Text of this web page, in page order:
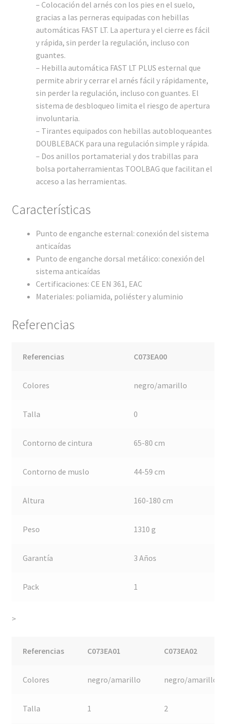
– Colocación del arnés con los pies en el suelo,
gracias a las perneras equipadas con hebillas
automáticas FAST LT. La apertura y el cierre es fácil
y rápida, sin perder la regulación, incluso con
guantes.
– Hebilla automática FAST LT PLUS esternal que
permite abrir y cerrar el arnés fácil y rápidamente,
sin perder la regulación, incluso con guantes. El
sistema de desbloqueo limita el riesgo de apertura
involuntaria.
– Tirantes equipados con hebillas autobloqueantes
DOUBLEBACK para una regulación simple y rápida.
– Dos anillos portamaterial y dos trabillas para
bolsa portaherramientas TOOLBAG que facilitan el
acceso a las herramientas.
Características
Punto de enganche esternal: conexión del sistema
anticaídas
Punto de enganche dorsal metálico: conexión del
sistema anticaídas
Certificaciones: CE EN 361, EAC
Materiales: poliamida, poliéster y aluminio
Referencias
Referencias C073EA00
Colores negro/amarillo
Talla 0
Contorno de cintura 65-80 cm
Contorno de muslo 44-59 cm
Altura 160-180 cm
Peso 1310 g
Garantía 3 Años
Pack 1
>
Referencias C073EA01 C073EA02
Colores negro/amarillo negro/amarillo
Talla 1 2